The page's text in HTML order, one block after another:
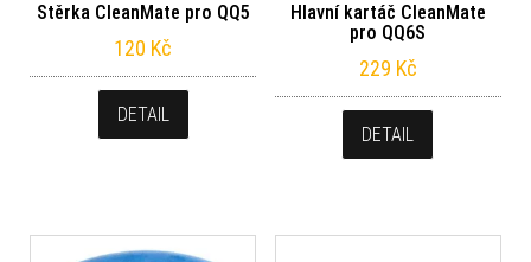
Stěrka CleanMate pro QQ5
120 Kč
DETAIL
Hlavní kartáč CleanMate
pro QQ6S
229 Kč
DETAIL